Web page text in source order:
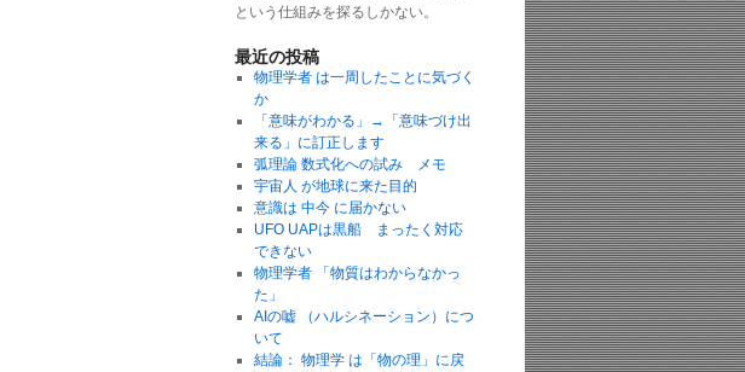
という仕組みを探るしかない。
最近の投稿
物理学者 は一周したことに気づく
か
「意味がわかる」→「意味づけ出
来る」に訂正します
弧理論 数式化への試み メモ
宇宙人 が地球に来た目的
意識は 中今 に届かない
UFO UAPは黒船 まったく対応
できない
物理学者 「物質はわからなかっ
た」
AIの嘘 （ハルシネーション）につ
いて
結論： 物理学 は「物の理」に戻